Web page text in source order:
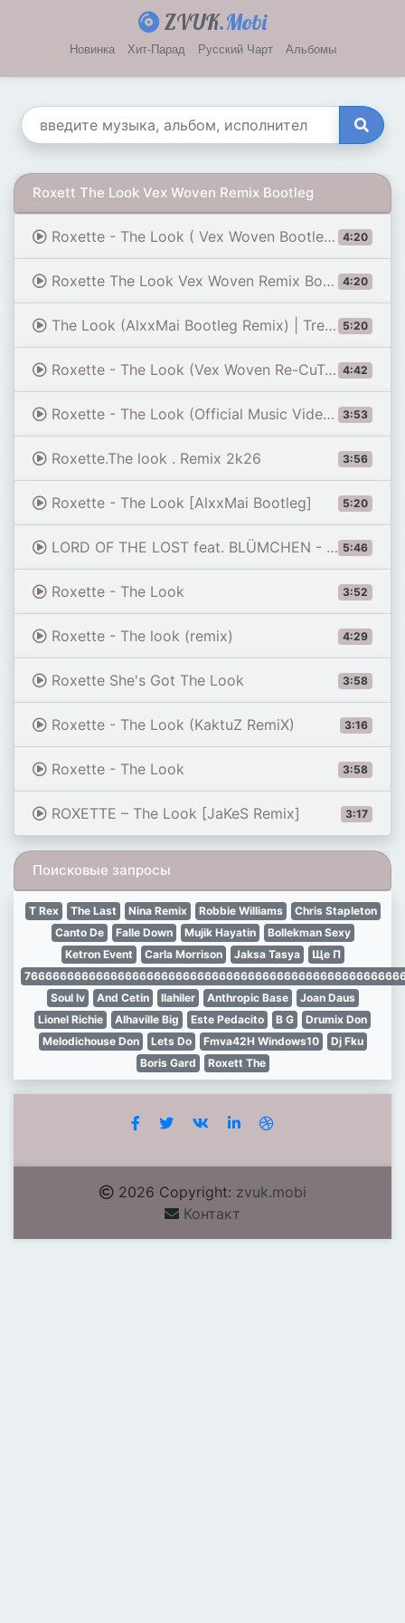
ZVUK.Mobi
Новинка Хит-Парад Русский Чарт Альбомы
Roxett The Look Vex Woven Remix Bootleg
4:20
Roxette - The Look ( Vex Woven Bootleg )
4:20
Roxette The Look Vex Woven Remix Bootleg Full
5:20
The Look (AlxxMai Bootleg Remix) | Trending Music 2026
4:42
Roxette - The Look (Vex Woven Re-CuT-Remix)
3:53
Roxette - The Look (Official Music Video ReMastered)
3:56
Roxette.The look . Remix 2k26
5:20
Roxette - The Look [AlxxMai Bootleg]
5:46
LORD OF THE LOST feat. BLÜMCHEN - The Look (Official Video) | Napalm Records
3:52
Roxette - The Look
4:29
Roxette - The look (remix)
3:58
Roxette She's Got The Look
3:16
Roxette - The Look (KaktuZ RemiX)
3:58
Roxette - The Look
3:17
ROXETTE – The Look [JaKeS Remix]
Поисковые запросы
T Rex The Last Nina Remix Robbie Williams
Chris Stapleton
Canto De
Falle Down Mujik Hayatin
Bollekman Sexy
Ketron Event
Carla Morrison Jaksa Tasya
Ще П
Soul Iv
And Cetin Ilahiler Anthropic Base
Joan Daus
Lionel Richie
Alhaville Big Este Pedacito B G
Drumix Don
Melodichouse Don
Lets Do Fmva42H Windows10
Dj Fku
Boris Gard
Roxett The
2026 Copyright: zvuk.mobi
Контакт